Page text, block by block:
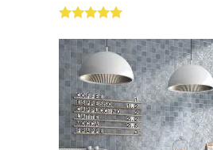
5.00de 5